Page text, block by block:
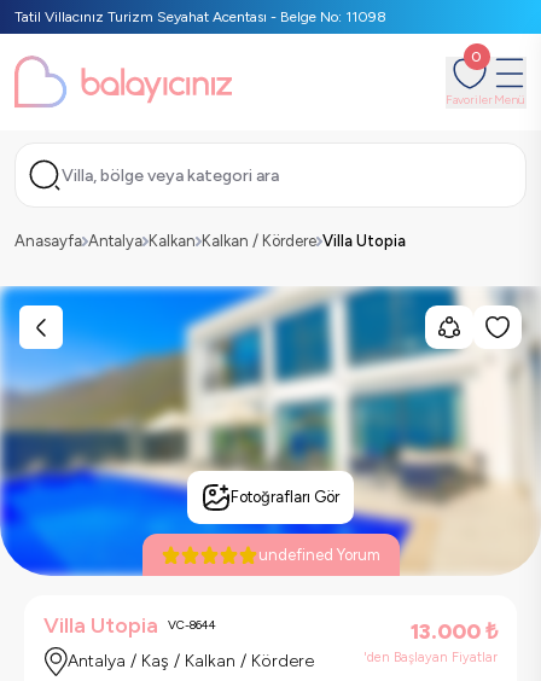
Tatil Villacınız Turizm Seyahat Acentası - Belge No: 11098
0
FavorilerMenü
Villa, bölge veya kategori ara
Anasayfa Antalya Kalkan Kalkan / Kördere Villa Utopia
Fotoğrafları Gör
undefined Yorum
Villa Utopia VC-8644
Antalya / Kaş / Kalkan / Kördere
13.000₺
'den Başlayan Fiyatlar